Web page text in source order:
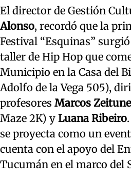
El director de Gestión
Alonso, recordó que la
Festival “Esquinas”
taller de Hip Hop que
Municipio en la Casa del
Adolfo de la Vega 505),
profesores Marcos Zeitune
Maze 2K) y Luana Ribeiro
se proyecta como un
cuenta con el apoyo del
Tucumán en el marco del